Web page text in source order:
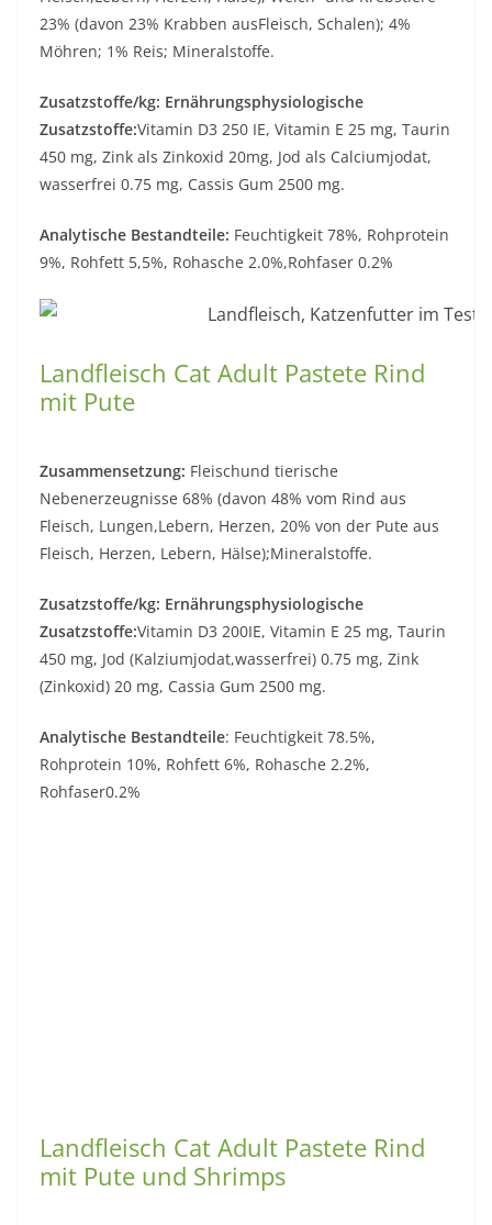
23% (davon 23% Krabben ausFleisch, Schalen); 4%
Möhren; 1% Reis; Mineralstoffe.
Zusatzstoffe/kg: Ernährungsphysiologische
Zusatzstoffe:Vitamin D3 250 IE, Vitamin E 25 mg, Taurin
450 mg, Zink als Zinkoxid 20mg, Jod als Calciumjodat,
wasserfrei 0.75 mg, Cassis Gum 2500 mg.
Analytische Bestandteile: Feuchtigkeit 78%, Rohprotein
9%, Rohfett 5,5%, Rohasche 2.0%,Rohfaser 0.2%
Landfleisch Cat Adult Pastete Rind
mit Pute
Zusammensetzung: Fleischund tierische
Nebenerzeugnisse 68% (davon 48% vom Rind aus
Fleisch, Lungen,Lebern, Herzen, 20% von der Pute aus
Fleisch, Herzen, Lebern, Hälse);Mineralstoffe.
Zusatzstoffe/kg: Ernährungsphysiologische
Zusatzstoffe:Vitamin D3 200IE, Vitamin E 25 mg, Taurin
450 mg, Jod (Kalziumjodat,wasserfrei) 0.75 mg, Zink
(Zinkoxid) 20 mg, Cassia Gum 2500 mg.
Analytische Bestandteile: Feuchtigkeit 78.5%,
Rohprotein 10%, Rohfett 6%, Rohasche 2.2%,
Rohfaser0.2%
Landfleisch Cat Adult Pastete Rind
mit Pute und Shrimps